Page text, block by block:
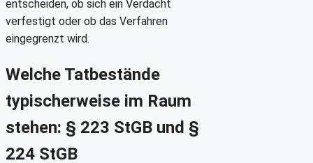
entscheiden, ob sich ein Verdacht
verfestigt oder ob das Verfahren
eingegrenzt wird.
Welche Tatbestände
typischerweise im Raum
stehen: § 223 StGB und §
224 StGB